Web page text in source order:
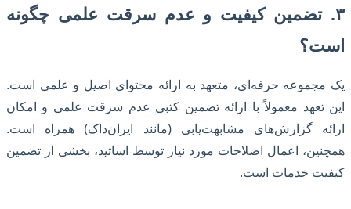
۳. تضمین کیفیت و عدم سرقت علمی چگونه
است؟
یک مجموعه حرفه‌ای، متعهد به ارائه محتوای اصیل و علمی است.
این تعهد معمولاً با ارائه تضمین کتبی عدم سرقت علمی و امکان
ارائه گزارش‌های مشابهت‌یابی (مانند ایران‌داک) همراه است.
همچنین، اعمال اصلاحات مورد نیاز توسط اساتید، بخشی از تضمین
کیفیت خدمات است.